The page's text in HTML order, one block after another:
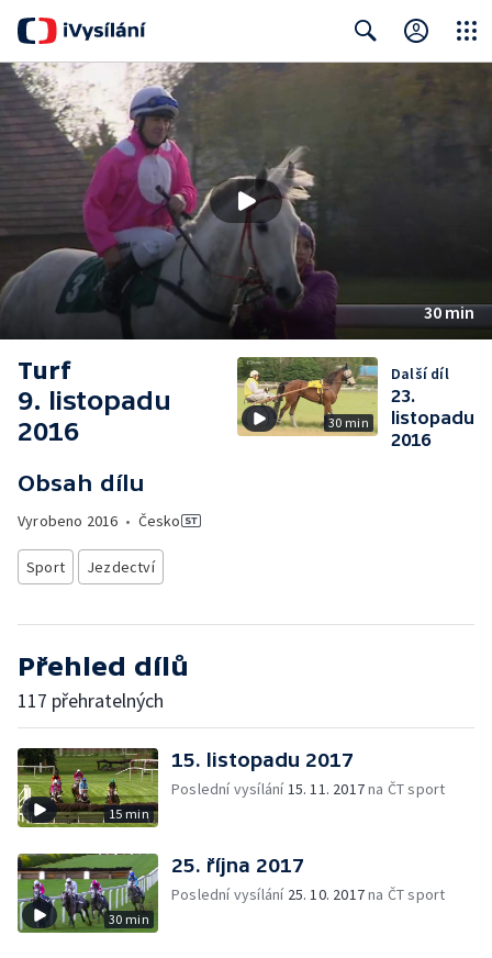
30 min
Turf
9. listopadu
2016
Obsah dílu
Vyrobeno 2016 • Česko
Sport Jezdectví
30 min
Další díl
23.
listopadu
2016
Přehled dílů
117 přehratelných
15 min
15. listopadu 2017
Poslední vysílání15. 11. 2017na ČT sport
30 min
25. října 2017
Poslední vysílání 25. 10. 2017na ČT sport